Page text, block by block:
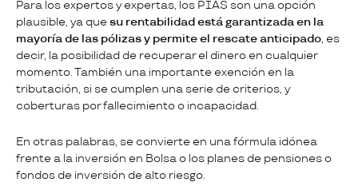
Para los expertos y expertas, los PIAS son una opción
plausible, ya quesu rentabilidad está garantizada en la
mayoría de las pólizas y permite el rescate anticipado, es
decir, la posibilidad de recuperar el dinero en cualquier
momento. También una importante exención en la
tributación, si se cumplen una serie de criterios, y
coberturas por fallecimiento o incapacidad.
En otras palabras, se convierte en una fórmula idónea
frente a la inversión en Bolsa o los planes de pensiones o
fondos de inversión de alto riesgo.